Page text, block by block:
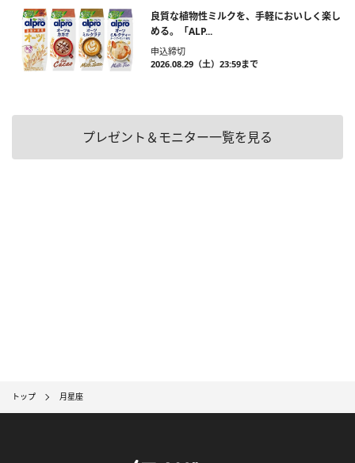
良質な植物性ミルクを、手軽においしく楽し
める。「ALP...
申込締切
2026.08.29（土）23:59まで
プレゼント＆モニター一覧を見る
トップ 月星座